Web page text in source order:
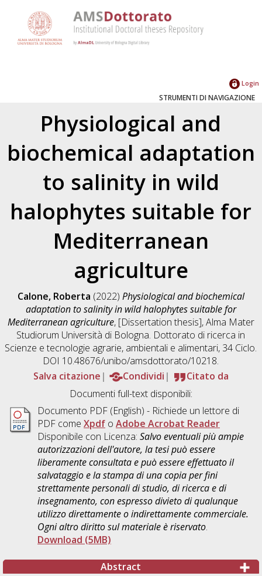
Login
STRUMENTI DI NAVIGAZIONE
Physiological and
biochemical adaptation
to salinity in wild
halophytes suitable for
Mediterranean
agriculture
Calone, Roberta (2022) Physiological and biochemical
adaptation to salinity in wild halophytes suitable for
Mediterranean agriculture, [Dissertation thesis], Alma Mater
Studiorum Università di Bologna. Dottorato di ricerca in
Scienze e tecnologie agrarie, ambientali e alimentari, 34 Ciclo.
DOI 10.48676/unibo/amsdottorato/10218.
Salva citazione
Condividi
Citato da
Documenti full-text disponibili:
Documento PDF(English) - Richiede un lettore di
PDF come Xpdfo Adobe Acrobat Reader
Disponibile con Licenza: Salvo eventuali più ampie
autorizzazioni dell'autore, la tesi può essere
liberamente consultata e può essere effettuato il
salvataggio e la stampa di una copia per fini
strettamente personali di studio, di ricerca e di
insegnamento, con espresso divieto di qualunque
utilizzo direttamente o indirettamente commerciale.
Ogni altro diritto sul materiale è riservato.
Download (5MB)
Abstract